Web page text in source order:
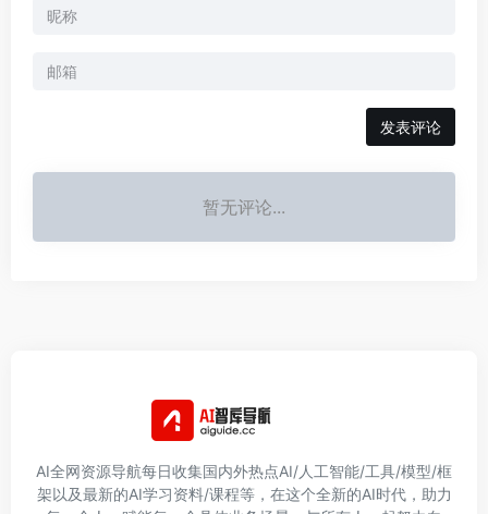
发表评论
暂无评论...
AI全网资源导航每日收集国内外热点AI/人工智能/工具/模型/框
架以及最新的AI学习资料/课程等，在这个全新的AI时代，助力